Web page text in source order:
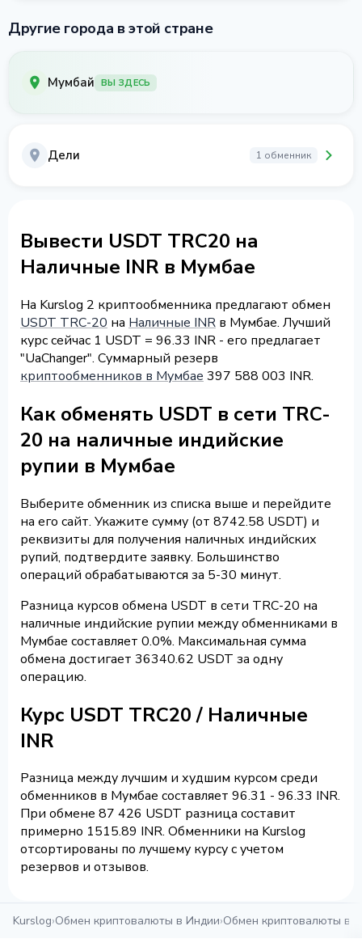
Другие города в этой стране
Мумбай ВЫ ЗДЕСЬ
Дели 1 обменник
Вывести USDT TRC20 на
Наличные INR в Мумбае
На Kurslog 2 криптообменника предлагают обмен
USDT TRC-20 на Наличные INR в Мумбае. Лучший
курс сейчас 1 USDT = 96.33 INR - его предлагает
"UaChanger". Суммарный резерв
криптообменников в Мумбае 397 588 003 INR.
Как обменять USDT в сети TRC-
20 на наличные индийские
рупии в Мумбае
Выберите обменник из списка выше и перейдите
на его сайт. Укажите сумму (от 8742.58 USDT) и
реквизиты для получения наличных индийских
рупий, подтвердите заявку. Большинство
операций обрабатываются за 5-30 минут.
Разница курсов обмена USDT в сети TRC-20 на
наличные индийские рупии между обменниками в
Мумбае составляет 0.0%. Максимальная сумма
обмена достигает 36340.62 USDT за одну
операцию.
Курс USDT TRC20 / Наличные
INR
Разница между лучшим и худшим курсом среди
обменников в Мумбае составляет 96.31 - 96.33 INR.
При обмене 87 426 USDT разница составит
примерно 1515.89 INR. Обменники на Kurslog
отсортированы по лучшему курсу с учетом
резервов и отзывов.
Kurslog›Обмен криптовалюты в Индии›Обмен криптовалюты в